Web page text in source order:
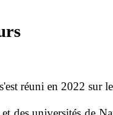
réuni en 2022 sur